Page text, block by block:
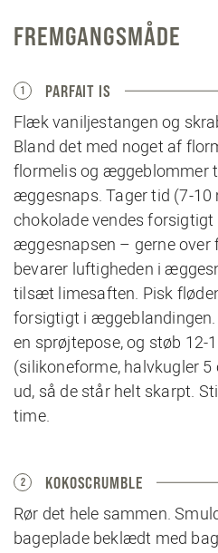
FREMGANGSMÅDE
1 PARFAIT IS
Flæk vaniljestangen og
Bland det med noget af
flormelis og æggeblommer
æggesnaps. Tager tid (7-
chokolade vendes
æggesnapsen – gerne over
bevarer luftigheden i
tilsæt limesaften. Pisk
forsigtigt i
en sprøjtepose, og støb 12-
(silikoneforme, halvkugler
ud, så de står helt skarpt.
time.
2 KOKOSCRUMBLE
Rør det hele sammen.
bageplade beklædt med